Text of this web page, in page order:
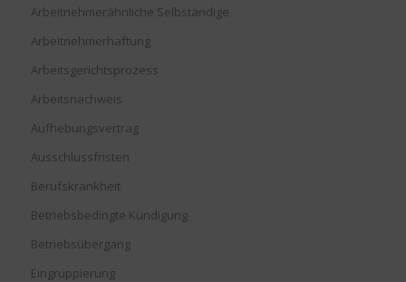
Arbeitnehmerähnliche Selbständige
Arbeitnehmerhaftung
Arbeitsgerichtsprozess
Arbeitsnachweis
Aufhebungsvertrag
Ausschlussfristen
Berufskrankheit
Betriebsbedingte Kündigung
Betriebsübergang
Eingruppierung